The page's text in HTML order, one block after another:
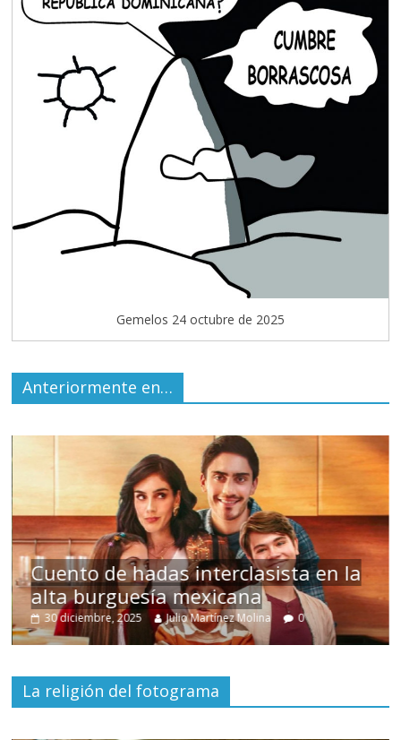
Gemelos 24 octubre de 2025
Anteriormente en…
Cuento de hadas interclasista en la
alta burguesía mexicana
30 diciembre, 2025 Julio Martínez Molina 0
La religión del fotograma